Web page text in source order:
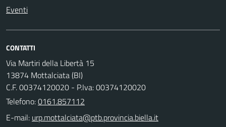
Eventi
CONTATTI
Via Martiri della Libertà 15
13874 Mottalciata (BI)
C.F. 00374120020 - P.Iva: 00374120020
Telefono:0161.857112
E-mail: